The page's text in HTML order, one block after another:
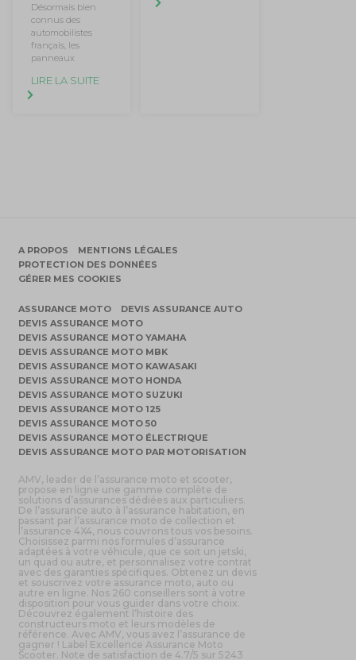
Désormais bien
connus des
automobilistes
français, les
panneaux
LIRE LA SUITE
A PROPOS
MENTIONS LÉGALES
PROTECTION DES DONNÉES
GÉRER MES COOKIES
ASSURANCE MOTO
DEVIS ASSURANCE AUTO
DEVIS ASSURANCE MOTO
DEVIS ASSURANCE MOTO YAMAHA
DEVIS ASSURANCE MOTO MBK
DEVIS ASSURANCE MOTO KAWASAKI
DEVIS ASSURANCE MOTO HONDA
DEVIS ASSURANCE MOTO SUZUKI
DEVIS ASSURANCE MOTO 125
DEVIS ASSURANCE MOTO 50
DEVIS ASSURANCE MOTO ÉLECTRIQUE
DEVIS ASSURANCE MOTO PAR MOTORISATION
AMV, leader de l’assurance moto et scooter,
propose en ligne une gamme complète de
solutions d’assurances dédiées aux particuliers.
De l’assurance auto à l’assurance habitation, en
passant par l’assurance moto de collection et
l’assurance 4X4, nous couvrons tous vos besoins.
Choisissez parmi nos formules d’assurance
adaptées à votre véhicule, que ce soit un jetski,
un quad ou autre, et personnalisez votre contrat
avec des garanties spécifiques. Obtenez un devis
et souscrivez votre assurance moto, auto ou
autre en ligne. Nos 260 conseillers sont à votre
disposition pour vous guider dans votre choix.
Découvrez également l’histoire des
constructeurs moto et leurs modèles de
référence. Avec AMV, vous avez l’assurance de
gagner ! Label Excellence Assurance Moto
Scooter. Note de satisfaction de 4.7/5 sur 5243